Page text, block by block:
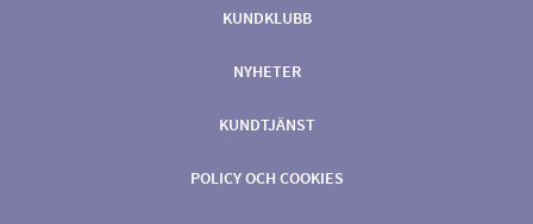
KUNDKLUBB
NYHETER
KUNDTJÄNST
POLICY OCH COOKIES